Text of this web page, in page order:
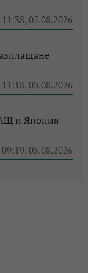
11:38, 05.08.2026
11:18, 03.08.2026
и Япония
09:19, 03.08.2026